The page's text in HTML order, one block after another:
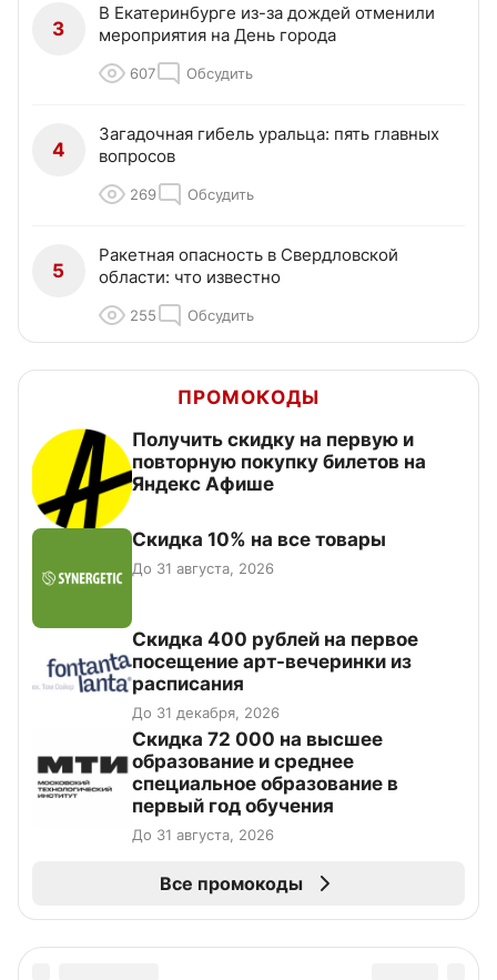
3
В Екатеринбурге из-за дождей отменили
мероприятия на День города
607 Обсудить
4
Загадочная гибель уральца: пять главных
вопросов
269 Обсудить
5
Ракетная опасность в Свердловской
области: что известно
255 Обсудить
ПРОМОКОДЫ
Получить скидку на первую и
повторную покупку билетов на
Яндекс Афише
Скидка 10% на все товары
До 31 августа, 2026
Cкидка 400 рублей на первое
посещение арт-вечеринки из
расписания
До 31 декабря, 2026
Скидка 72 000 на высшее
образование и среднее
специальное образование в
первый год обучения
До 31 августа, 2026
Все промокоды